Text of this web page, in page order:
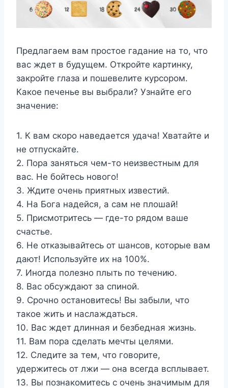
Предлагаем вам простое гадание на то, что
вас ждет в будущем. Откройте картинку,
закройте глаза и пошевелите курсором.
Какое печенье вы выбрали? Узнайте его
значение:
1. К вам скоро наведается удача! Хватайте и
не отпускайте.
2. Пора заняться чем-то неизвестным для
вас. Не бойтесь нового!
3. Ждите очень приятных известий.
4. На Бога надейся, а сам не плошай!
5. Присмотритесь — где-то рядом ваше
счастье.
6. Не отказывайтесь от шансов, которые вам
дают! Используйте их на 100%.
7. Иногда полезно плыть по течению.
8. Вас обсуждают за спиной.
9. Срочно остановитесь! Вы забыли, что
такое жить и наслаждаться.
10. Вас ждет длинная и безбедная жизнь.
11. Вам пора сделать мечты целями.
12. Следите за тем, что говорите,
удержитесь от лжи — она всегда всплывает.
13. Вы познакомитесь с очень значимым для